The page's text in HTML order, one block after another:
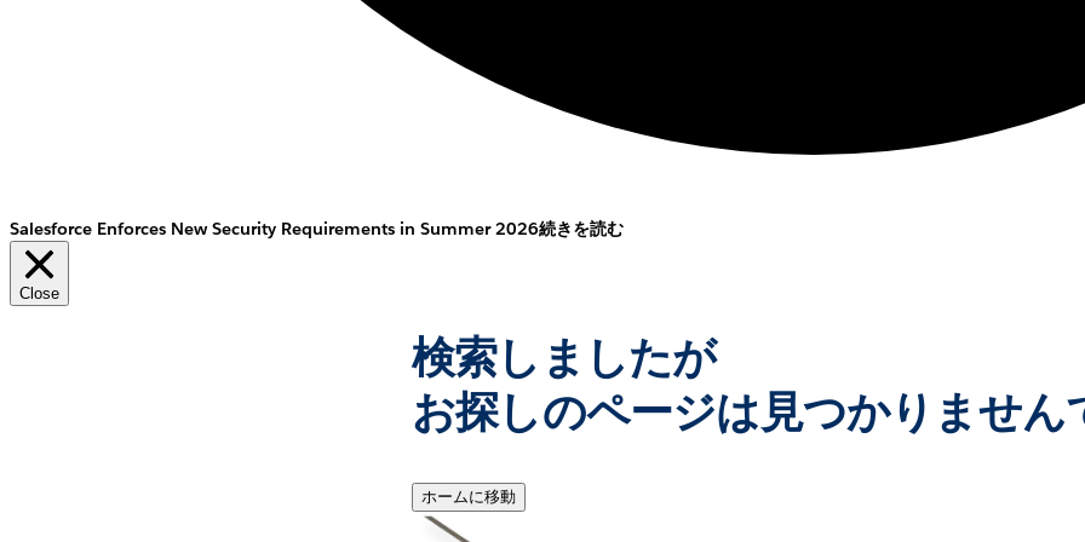
Salesforce Enforces New Security Requirements in Summer 2026続きを読む
Close
検索しましたが
お探しのページは見つかりません
ホームに移動